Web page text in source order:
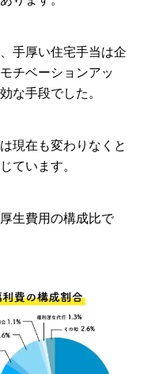
手厚い住宅手当は企
チベーションアッ
な手段でした。
現在も変わりなくと
ています。
生費用の構成比で